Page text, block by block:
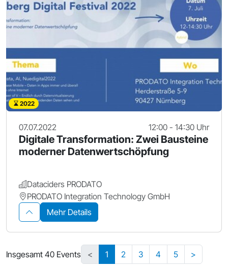
2022
07.07.2022 12:00 - 14:30 Uhr
Digitale Transformation: Zwei Bausteine
moderner Datenwertschöpfung
Dataciders PRODATO
PRODATO Integration Technology GmbH
Mehr Details
Insgesamt 40 Events < 1 2 3 4 5 >